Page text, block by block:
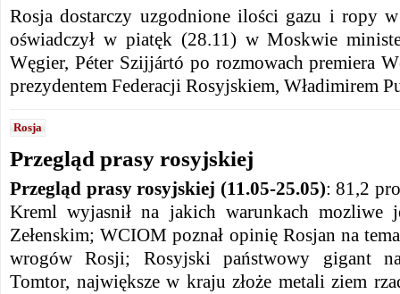
Rosja dostarczy uzgodnione ilości gazu i ropy
oświadczył w piatęk (28.11) w Moskwie
Węgier, Péter Szijjártó po rozmowach premiera
prezydentem Federacji Rosyjskiem, Władimirem
Rosja
Przegląd prasy rosyjskiej
Przegląd prasy rosyjskiej (11.05-25.05): 81,2
Kreml wyjasnił na jakich warunkach mozliwe
Zełenskim; WCIOM poznał opinię Rosjan na
wrogów Rosji; Rosyjski państwowy gigant
Tomtor, największe w kraju złoże metali ziem